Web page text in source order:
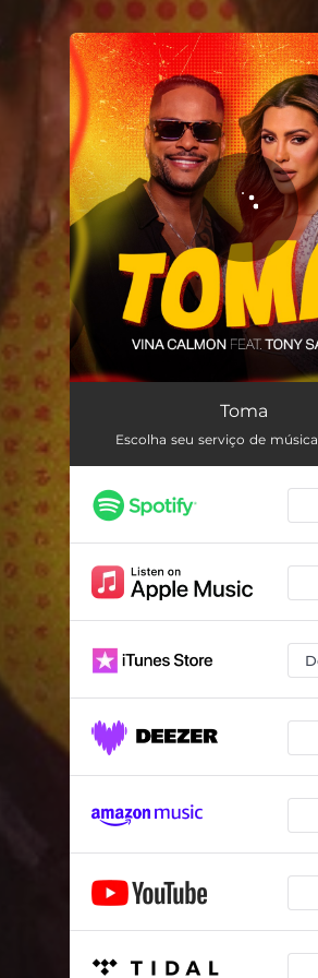
You're all set!
Toma (feat. Tony Salles)
Toma
Escolha seu serviço de